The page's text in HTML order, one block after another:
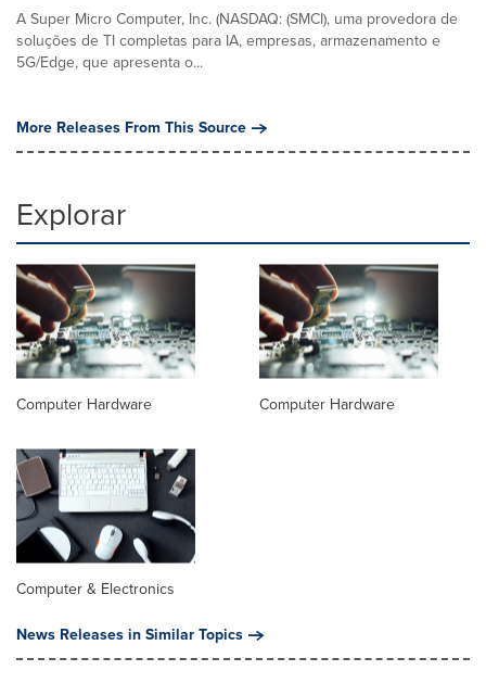
A Super Micro Computer, Inc. (NASDAQ: (SMCI), uma provedora de
soluções de TI completas para IA, empresas, armazenamento e
5G/Edge, que apresenta o...
More Releases From This Source
Explorar
Computer Hardware Computer Hardware
Computer & Electronics
News Releases in Similar Topics